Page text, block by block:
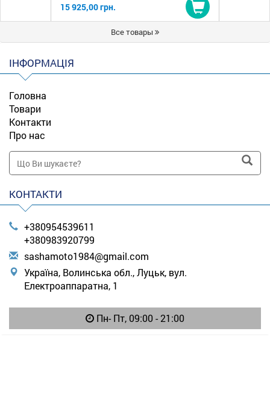
15 925,00 грн.
Купити
Все товары
ІНФОРМАЦІЯ
Головна
Товари
Контакти
Про нас
КОНТАКТИ
+380954539611
+380983920799
sashamoto1984@gmail.com
Україна, Волинська обл., Луцьк, вул.
Електроаппаратна, 1
Пн- Пт, 09:00 - 21:00